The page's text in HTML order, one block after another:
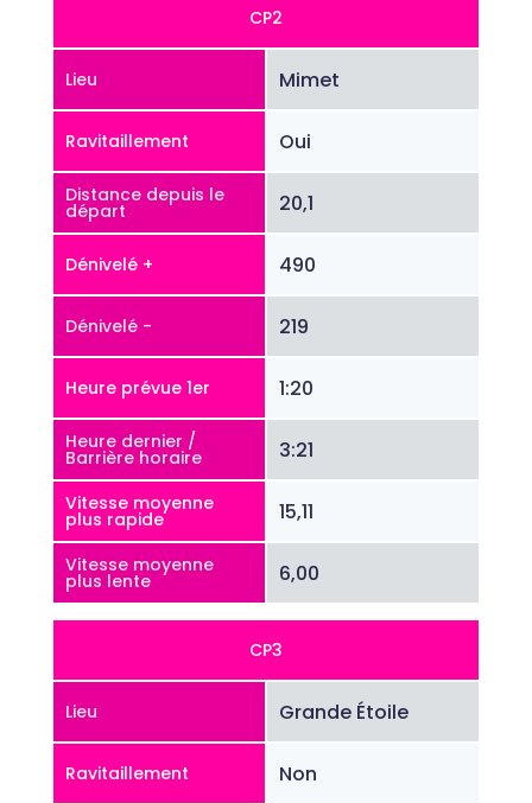
CP2
Lieu Mimet
Ravitaillement Oui
Distance depuis le
départ 20,1
Dénivelé + 490
Dénivelé - 219
Heure prévue 1er 1:20
Heure dernier /
Barrière horaire 3:21
Vitesse moyenne
plus rapide 15,11
Vitesse moyenne
plus lente 6,00
CP3
Lieu Grande Étoile
Ravitaillement Non